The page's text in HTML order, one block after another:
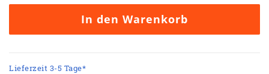
In den Warenkorb
Lieferzeit 3-5 Tage*